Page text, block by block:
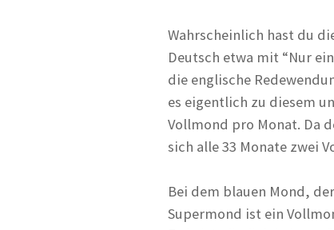
Wahrscheinlich hast du
Deutsch etwa mit “Nur
die englische
es eigentlich zu diesem
Vollmond pro Monat. Da
sich alle 33 Monate zwei
Bei dem blauen Mond,
Supermond ist ein